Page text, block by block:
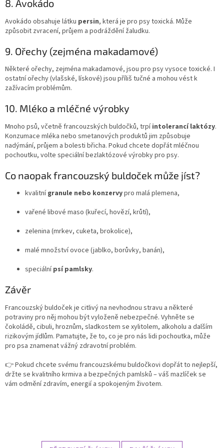
8. Avokádo
Avokádo obsahuje látku persin, která je pro psy toxická. Může
způsobit zvracení, průjem a podráždění žaludku.
9. Ořechy (zejména makadamové)
Některé ořechy, zejména makadamové, jsou pro psy vysoce toxické. I
ostatní ořechy (vlašské, lískové) jsou příliš tučné a mohou vést k
zažívacím problémům.
10. Mléko a mléčné výrobky
Mnoho psů, včetně francouzských buldočků, trpíintolerancí laktózy.
Konzumace mléka nebo smetanových produktů jim způsobuje
nadýmání, průjem a bolesti břicha. Pokud chcete dopřát mléčnou
pochoutku, volte speciální bezlaktózové výrobky pro psy.
Co naopak francouzský buldoček může jíst?
kvalitnígranule nebo konzervypro malá plemena,
vařené libové maso (kuřecí, hovězí, krůtí),
zelenina (mrkev, cuketa, brokolice),
malé množství ovoce (jablko, borůvky, banán),
speciálnípsí pamlsky.
Závěr
Francouzský buldoček je citlivý na nevhodnou stravu a některé
potraviny pro něj mohou být vyloženě nebezpečné. Vyhněte se
čokoládě, cibuli, hroznům, sladkostem se xylitolem, alkoholu a dalším
rizikovým jídlům. Pamatujte, že to, co je pro nás lidi pochoutka, může
pro psa znamenat vážný zdravotní problém.
👉 Pokud chcete svému francouzskému buldočkovi dopřát to nejlepší,
držte se kvalitního krmiva a bezpečných pamlsků – váš mazlíček se
vám odmění zdravím, energií a spokojeným životem.